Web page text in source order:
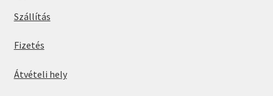
Szállítás
Fizetés
Átvételi hely